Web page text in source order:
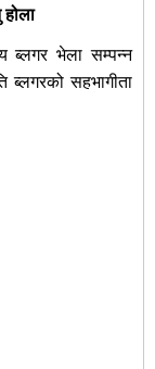
ब्लगर भेला सम्पन्न
सहभागीता